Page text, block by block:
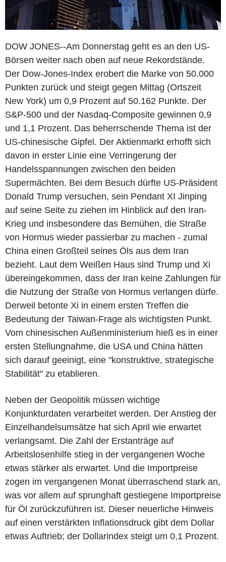
DOW JONES--Am Donnerstag geht es an den US-
Börsen weiter nach oben auf neue Rekordstände.
Der Dow-Jones-Index erobert die Marke von 50.000
Punkten zurück und steigt gegen Mittag (Ortszeit
New York) um 0,9 Prozent auf 50.162 Punkte. Der
S&P-500 und der Nasdaq-Composite gewinnen 0,9
und 1,1 Prozent. Das beherrschende Thema ist der
US-chinesische Gipfel. Der Aktienmarkt erhofft sich
davon in erster Linie eine Verringerung der
Handelsspannungen zwischen den beiden
Supermächten. Bei dem Besuch dürfte US-Präsident
Donald Trump versuchen, sein Pendant XI Jinping
auf seine Seite zu ziehen im Hinblick auf den Iran-
Krieg und insbesondere das Bemühen, die Straße
von Hormus wieder passierbar zu machen - zumal
China einen Großteil seines Öls aus dem Iran
bezieht. Laut dem Weißen Haus sind Trump und Xi
übereingekommen, dass der Iran keine Zahlungen für
die Nutzung der Straße von Hormus verlangen dürfe.
Derweil betonte Xi in einem ersten Treffen die
Bedeutung der Taiwan-Frage als wichtigsten Punkt.
Vom chinesischen Außenministerium hieß es in einer
ersten Stellungnahme, die USA und China hätten
sich darauf geeinigt, eine "konstruktive, strategische
Stabilität" zu etablieren.
Neben der Geopolitik müssen wichtige
Konjunkturdaten verarbeitet werden. Der Anstieg der
Einzelhandelsumsätze hat sich April wie erwartet
verlangsamt. Die Zahl der Erstanträge auf
Arbeitslosenhilfe stieg in der vergangenen Woche
etwas stärker als erwartet. Und die Importpreise
zogen im vergangenen Monat überraschend stark an,
was vor allem auf sprunghaft gestiegene Importpreise
für Öl zurückzuführen ist. Dieser neuerliche Hinweis
auf einen verstärkten Inflationsdruck gibt dem Dollar
etwas Auftrieb; der Dollarindex steigt um 0,1 Prozent.